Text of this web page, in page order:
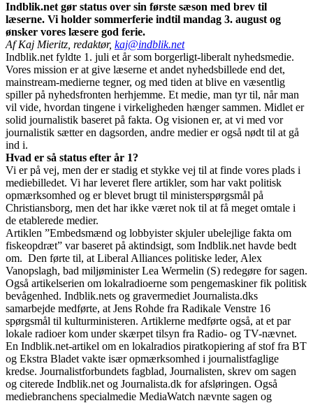
Indblik.net gør status over sin første sæson med brev til
læserne. Vi holder sommerferie indtil mandag 3. august og
ønsker vores læsere god ferie.
Af Kaj Mieritz, redaktør, kaj@indblik.net
Indblik.net fyldte 1. juli et år som borgerligt-liberalt nyhedsmedie.
Vores mission er at give læserne et andet nyhedsbillede end det,
mainstream-medierne tegner, og med tiden at blive en væsentlig
spiller på nyhedsfronten herhjemme. Et medie, man tyr til, når man
vil vide, hvordan tingene i virkeligheden hænger sammen. Midlet er
solid journalistik baseret på fakta. Og visionen er, at vi med vor
journalistik sætter en dagsorden, andre medier er også nødt til at gå
ind i.
Hvad er så status efter år 1?
Vi er på vej, men der er stadig et stykke vej til at finde vores plads i
mediebilledet. Vi har leveret flere artikler, som har vakt politisk
opmærksomhed og er blevet brugt til ministerspørgsmål på
Christiansborg, men det har ikke været nok til at få meget omtale i
de etablerede medier.
Artiklen ”Embedsmænd og lobbyister skjuler ubelejlige fakta om
fiskeopdræt” var baseret på aktindsigt, som Indblik.net havde bedt
om. Den førte til, at Liberal Alliances politiske leder, Alex
Vanopslagh, bad miljøminister Lea Wermelin (S) redegøre for sagen.
Også artikelserien om lokalradioerne som pengemaskiner fik politisk
bevågenhed. Indblik.nets og gravermediet Journalista.dks
samarbejde medførte, at Jens Rohde fra Radikale Venstre 16
spørgsmål til kulturministeren. Artiklerne medførte også, at et par
lokale radioer kom under skærpet tilsyn fra Radio- og TV-nævnet.
En Indblik.net-artikel om en lokalradios piratkopiering af stof fra BT
og Ekstra Bladet vakte især opmærksomhed i journalistfaglige
kredse. Journalistforbundets fagblad, Journalisten, skrev om sagen
og citerede Indblik.net og Journalista.dk for afsløringen. Også
mediebranchens specialmedie MediaWatch nævnte sagen og